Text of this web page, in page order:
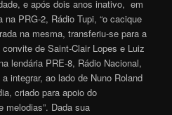
e após dois anos inativo, em
na PRG-2, Rádio Tupi, “o cacique
na mesma, transferiu-se para a
de Saint-Clair Lopes e Luiz
lendária PRE-8, Rádio Nacional,
integrar, ao lado de Nuno Roland
criado para apoio do
melodias”. Dada sua